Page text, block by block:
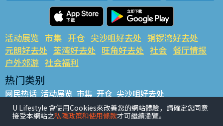
活动展览 市集 开仓 尖沙咀好去处 铜锣湾好去处
元朗好去处 荃湾好去处 旺角好去处 社会 餐厅情报
户外郊游 社会福利
热门类别
网民热话 活动展览 市集 开仓 尖沙咀好去处
铜锣湾好去处 元朗好去处 荃湾好去处 旺角好去处 社会
餐厅情报 户外郊游
U Lifestyle 會使用Cookies來改善您的網站體驗，請確定您同意
接受本網站之私隱政策和使用條款才可繼續瀏覽。